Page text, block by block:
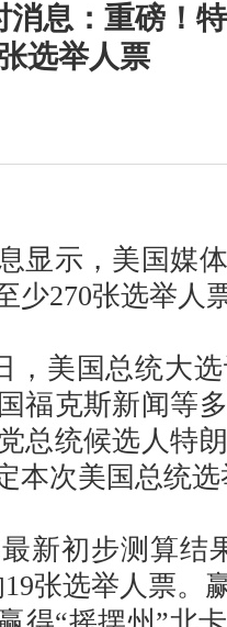
消息：重磅！
选举人票
示，美国媒体
少270张选举人
美国总统大选
福克斯新闻等
总统候选人特
本次美国总统
初步测算结
张选举人票。